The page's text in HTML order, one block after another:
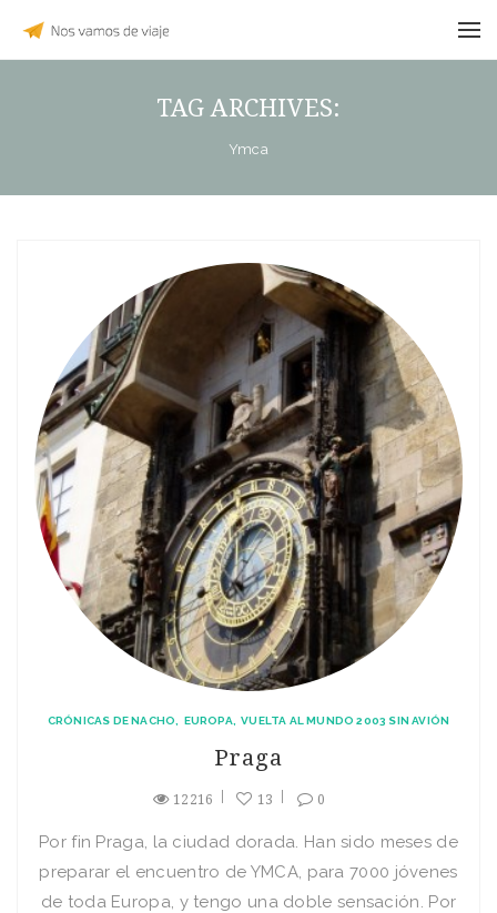
TAG ARCHIVES:
Ymca
CRÓNICAS DE NACHO EUROPA VUELTA AL MUNDO 2003 SIN AVIÓN
Praga
12216 13 0
Por fin Praga, la ciudad dorada. Han sido meses de
preparar el encuentro de YMCA, para 7000 jóvenes
de toda Europa, y tengo una doble sensación. Por